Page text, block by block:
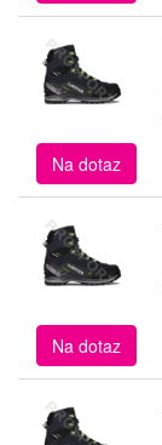
Na dotaz
Na dotaz